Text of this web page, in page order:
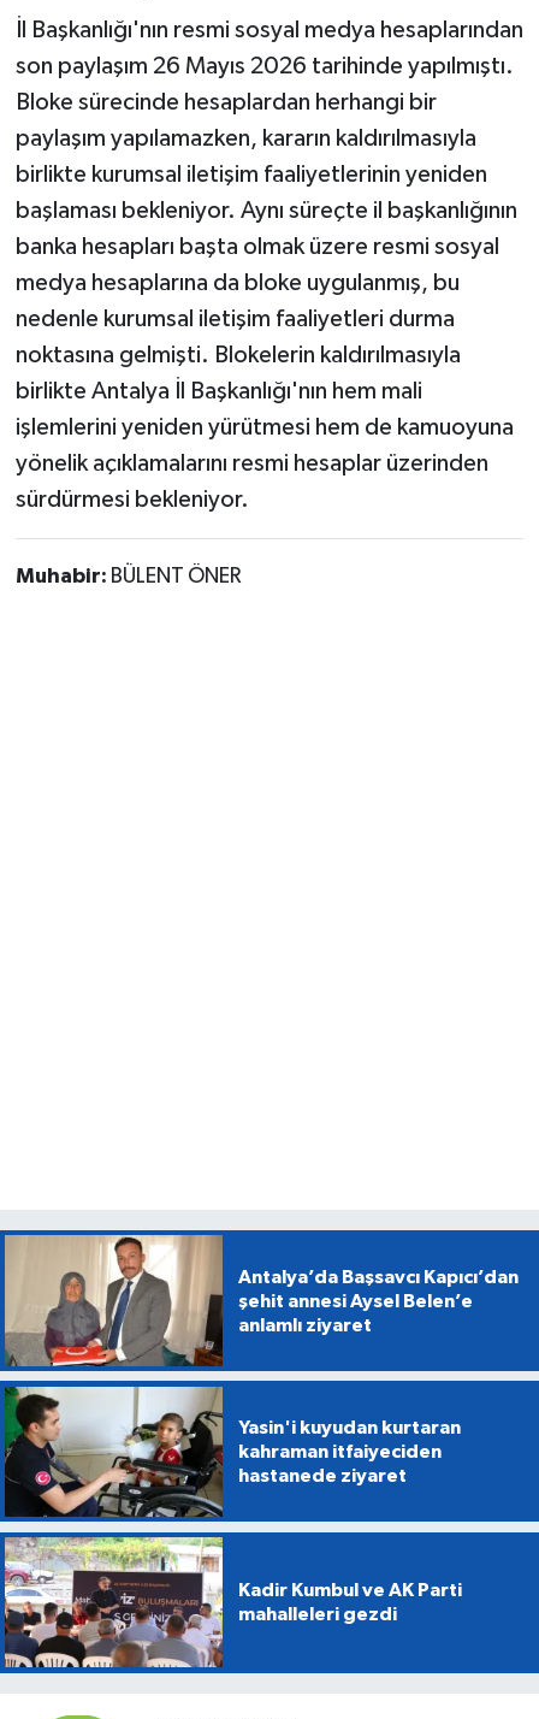
İl Başkanlığı'nın resmi sosyal medya hesaplarından
son paylaşım 26 Mayıs 2026 tarihinde yapılmıştı.
Bloke sürecinde hesaplardan herhangi bir
paylaşım yapılamazken, kararın kaldırılmasıyla
birlikte kurumsal iletişim faaliyetlerinin yeniden
başlaması bekleniyor. Aynı süreçte il başkanlığının
banka hesapları başta olmak üzere resmi sosyal
medya hesaplarına da bloke uygulanmış, bu
nedenle kurumsal iletişim faaliyetleri durma
noktasına gelmişti. Blokelerin kaldırılmasıyla
birlikte Antalya İl Başkanlığı'nın hem mali
işlemlerini yeniden yürütmesi hem de kamuoyuna
yönelik açıklamalarını resmi hesaplar üzerinden
sürdürmesi bekleniyor.
Muhabir: BÜLENT ÖNER
Antalya’da Başsavcı Kapıcı’dan
şehit annesi Aysel Belen’e
anlamlı ziyaret
Yasin'i kuyudan kurtaran
kahraman itfaiyeciden
hastanede ziyaret
Kadir Kumbul ve AK Parti
mahalleleri gezdi